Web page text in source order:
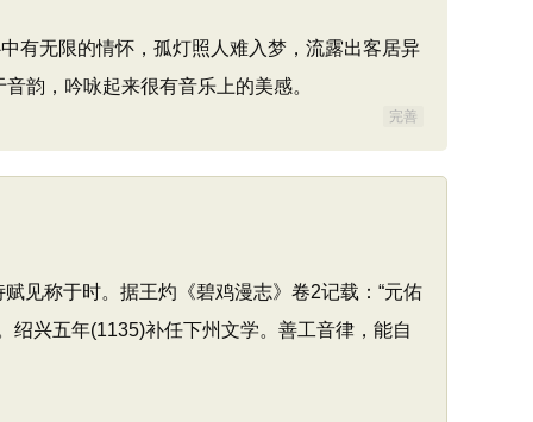
无限的情怀，孤灯照人难入梦，流露出客居异
韵，吟咏起来很有音乐上的美感。
完善
见称于时。据王灼《碧鸡漫志》卷2记载：“元佑
绍兴五年(1135)补任下州文学。善工音律，能自